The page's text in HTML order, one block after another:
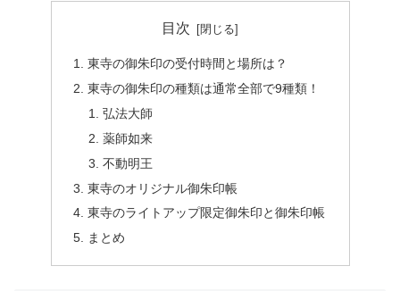
目次
東寺の御朱印の受付時間と場所は？
東寺の御朱印の種類は通常全部で9種類！
弘法大師
薬師如来
不動明王
東寺のオリジナル御朱印帳
東寺のライトアップ限定御朱印と御朱印帳
まとめ